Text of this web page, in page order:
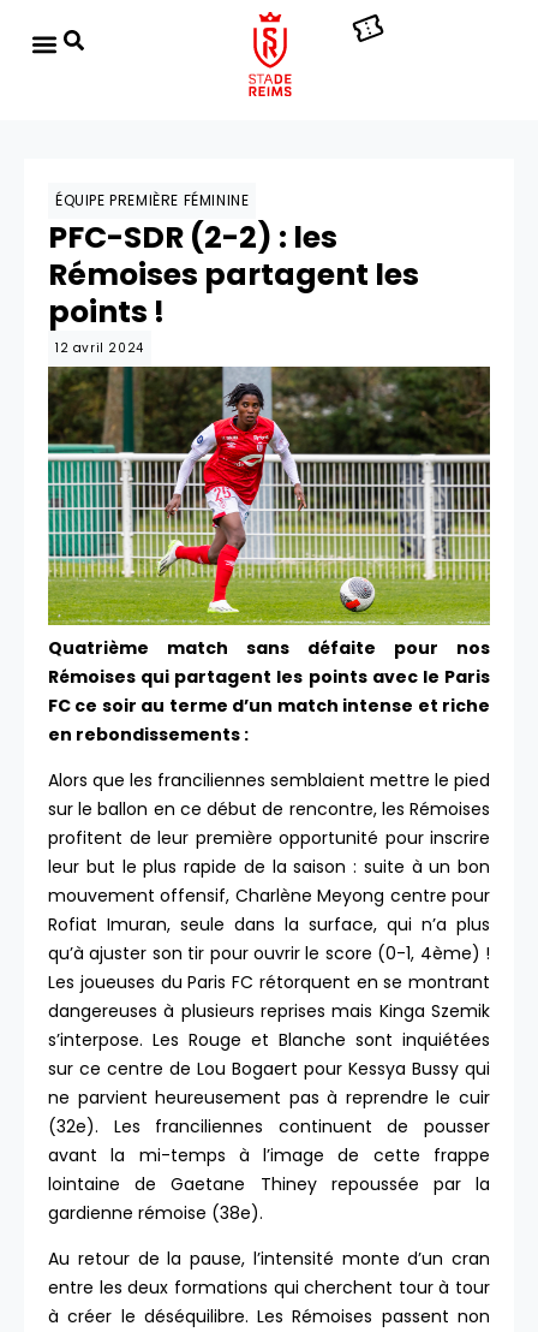
ÉQUIPE PREMIÈRE FÉMININE
PFC-SDR (2-2) : les
Rémoises partagent les
points !
12 avril 2024
Quatrième match sans défaite pour nos
Rémoises qui partagent les points avec le Paris
FC ce soir au terme d’un match intense et riche
en rebondissements :
Alors que les franciliennes semblaient mettre le pied
sur le ballon en ce début de rencontre, les Rémoises
profitent de leur première opportunité pour inscrire
leur but le plus rapide de la saison : suite à un bon
mouvement offensif, Charlène Meyong centre pour
Rofiat Imuran, seule dans la surface, qui n’a plus
qu’à ajuster son tir pour ouvrir le score (0-1, 4ème) !
Les joueuses du Paris FC rétorquent en se montrant
dangereuses à plusieurs reprises mais Kinga Szemik
s’interpose. Les Rouge et Blanche sont inquiétées
sur ce centre de Lou Bogaert pour Kessya Bussy qui
ne parvient heureusement pas à reprendre le cuir
(32e). Les franciliennes continuent de pousser
avant la mi-temps à l’image de cette frappe
lointaine de Gaetane Thiney repoussée par la
gardienne rémoise (38e).
Au retour de la pause, l’intensité monte d’un cran
entre les deux formations qui cherchent tour à tour
à créer le déséquilibre. Les Rémoises passent non